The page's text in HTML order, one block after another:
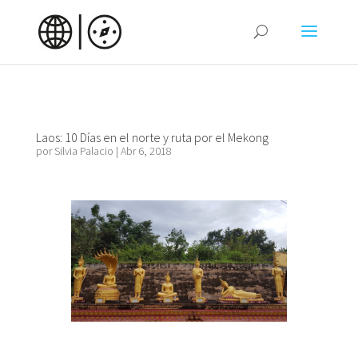
Laos: 10 Días en el norte y ruta por el Mekong
porSilvia Palacio | Abr 6, 2018